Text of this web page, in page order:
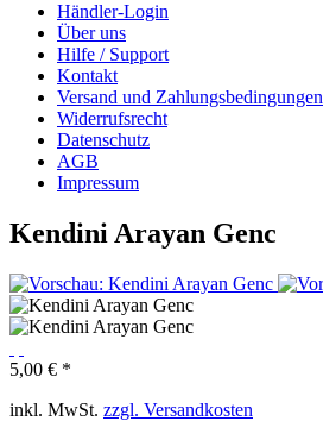
Händler-Login
Über uns
Hilfe / Support
Kontakt
Versand und Zahlungsbedingungen
Widerrufsrecht
Datenschutz
AGB
Impressum
Kendini Arayan Genc
5,00 € *
inkl. MwSt. zzgl. Versandkosten